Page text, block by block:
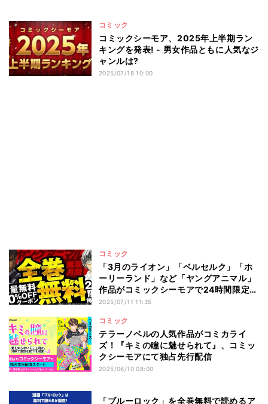
コミック
コミックシーモア、2025年上半期ラン
キングを発表! - 男女作品ともに人気なジ
ャンルは?
2025/07/18 10:00
コミック
「3月のライオン」「ベルセルク」「ホ
ーリーランド」など「ヤングアニマル」
作品がコミックシーモアで24時間限定全
巻無料&大量無料!
2025/07/11 11:35
コミック
テラーノベルの人気作品がコミカライ
ズ！『キミの瞳に魅せられて』、コミッ
クシーモアにて独占先行配信
2025/06/10 08:00
「ブルーロック」を全巻無料で読めるア